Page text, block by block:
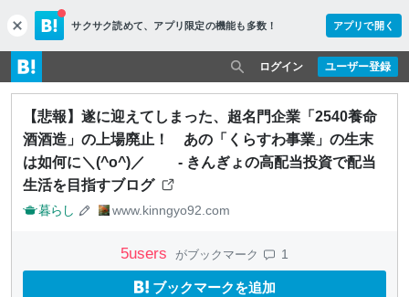
c
l
o
s
e
サクサク読めて、 アプリ限定の機能も多数！ アプリで開く
ユーザー登録
ログイン
【悲報】遂に迎えてしまった、超名門企業「2540養命
酒酒造」の上場廃止！ あの「くらすわ事業」の生末
は如何に＼(^o^)／ - きんぎょの高配当投資で配当
生活を目指すブログ
暮らし www.kinngyo92.com
5users がブックマーク 1
ブックマークを追加